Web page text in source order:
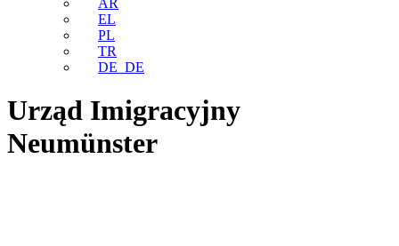
AR
EL
PL
TR
DE_DE
Urząd Imigracyjny
Neumünster